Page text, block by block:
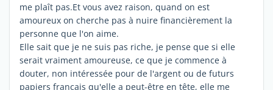
me plaît pas.Et vous avez raison, quand on est
amoureux on cherche pas à nuire financièrement la
personne que l'on aime.
Elle sait que je ne suis pas riche, je pense que si elle
serait vraiment amoureuse, ce que je commence à
douter, non intéressée pour de l'argent ou de futurs
papiers français qu'elle a peut-être en tête, elle me